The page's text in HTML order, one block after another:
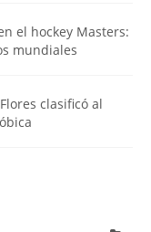
el hockey Masters:
mundiales
clasificó al